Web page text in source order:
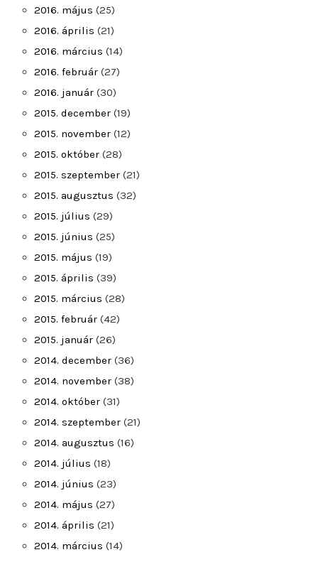
2016. május (25)
2016. április (21)
2016. március (14)
2016. február (27)
2016. január (30)
2015. december (19)
2015. november (12)
2015. október (28)
2015. szeptember (21)
2015. augusztus (32)
2015. július (29)
2015. június (25)
2015. május (19)
2015. április (39)
2015. március (28)
2015. február (42)
2015. január (26)
2014. december (36)
2014. november (38)
2014. október (31)
2014. szeptember (21)
2014. augusztus (16)
2014. július (18)
2014. június (23)
2014. május (27)
2014. április (21)
2014. március (14)